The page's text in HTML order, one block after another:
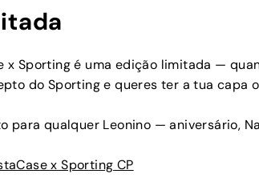
x Sporting é uma edição limitada —
do Sporting e queres ter a tua capa
para qualquer Leonino — aniversário,
x Sporting CP